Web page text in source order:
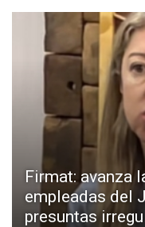
Firmat: avanza
empleadas del
presuntas